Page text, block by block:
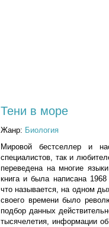
Тени в море
Жанр: Биология
Мировой бестселлер и
специалистов, так и
переведена на многие
книга и была написана
что называется, на одном
своего времени было
подбор данных
тысячелетия, информации